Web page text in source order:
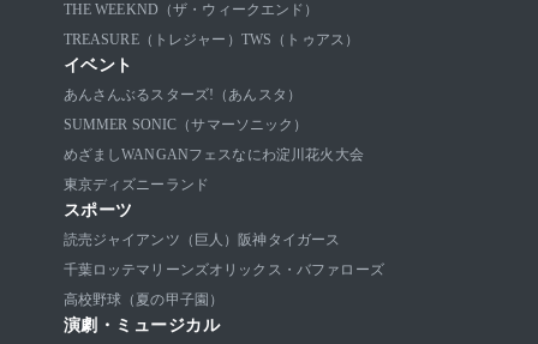
THE WEEKND（ザ・ウィークエンド）
TREASURE（トレジャー） TWS（トゥアス）
イベント
あんさんぶるスターズ!（あんスタ）
SUMMER SONIC（サマーソニック）
めざましWANGANフェスなにわ淀川花火大会
東京ディズニーランド
スポーツ
読売ジャイアンツ（巨人）
阪神タイガース
千葉ロッテマリーンズオリックス・バファローズ
高校野球（夏の甲子園）
演劇・ミュージカル